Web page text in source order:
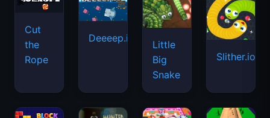
Cut
the
Rope
Deeeep.io
Little
Big
Snake
Slither.io